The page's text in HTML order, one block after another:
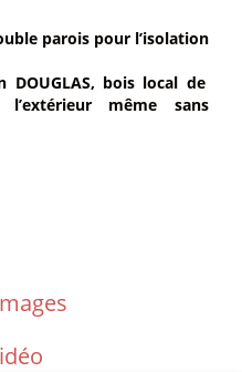
parois pour l’isolation
DOUGLAS, bois local de
même sans